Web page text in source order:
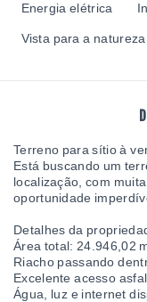
Energia elétrica
Vista para a natureza
Terreno para sítio à
Está buscando um
localização, com
oportunidade
Detalhes da
Área total: 24.946,02
Riacho passando
Excelente acesso
Água, luz e internet